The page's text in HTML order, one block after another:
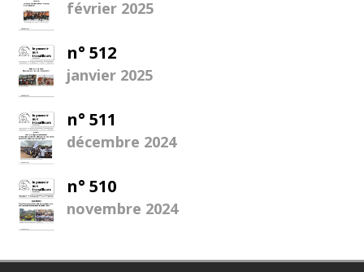
février 2025
n° 512
janvier 2025
n° 511
décembre 2024
n° 510
novembre 2024